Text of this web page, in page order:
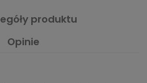
produktu
Opinie